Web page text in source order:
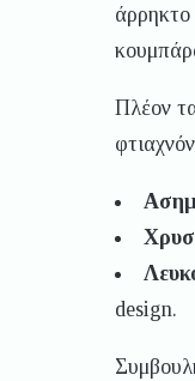
άρρηκτο
Πλέον
design.